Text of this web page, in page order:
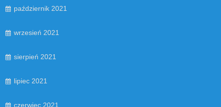
październik 2021
wrzesień 2021
sierpień 2021
lipiec 2021
czerwiec 2021